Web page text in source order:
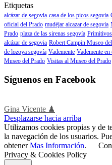
Etiquetas
alcázar de segovia casa de los picos segovia
oficial del Prado mudéjar alcazar de segovia
Prado plaza de las sirenas segovía
alcázar de segovia Robert Campin Museo
de lozoya segovía Vademente Vademente en
Museo del Prado Visitas al Museo del Prado
Síguenos en Facebook
Gina Vicente ♟
Desplazarse hacia arriba
Utilizamos cookies propias y de
la navegación de los usuarios.
obtenerMas Información.
Privacy & Cookies Policy